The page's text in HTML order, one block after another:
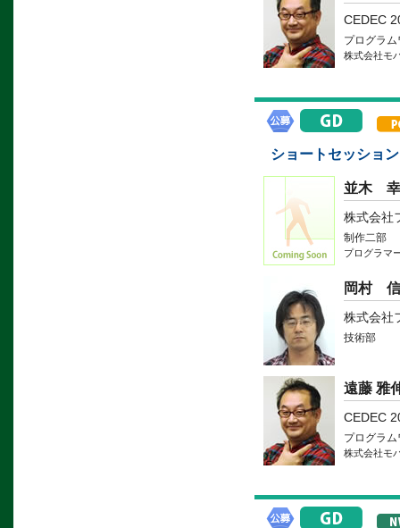
CEDEC
プログラ
株式会社モ
ショートセッショ
並木
株式会社
制作二部
プログラマ
岡村
株式会社
技術部
遠藤 雅
CEDEC
プログラ
株式会社モ